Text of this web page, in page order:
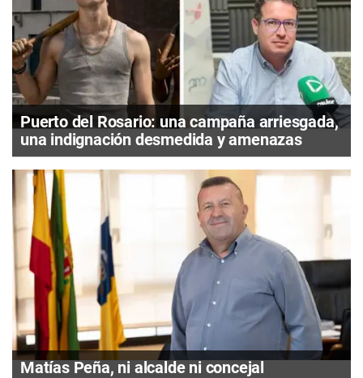
Puerto del Rosario: una campaña arriesgada,
una indignación desmedida y amenazas
Matías Peña, ni alcalde ni concejal